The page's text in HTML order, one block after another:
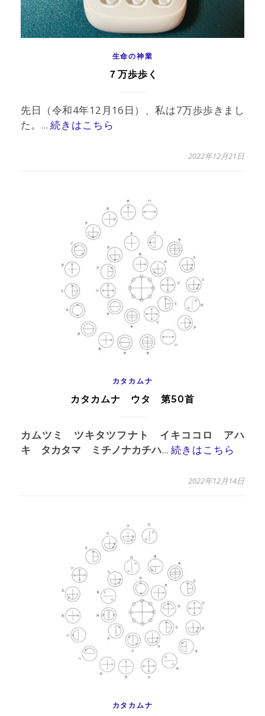
生命の神業
７万歩歩く
先日（令和4年12月16日）、私は7万歩歩きまし
た。... 続きはこちら
2022年12月21日
カタカムナ
カタカムナ ウタ 第50首
カムツミ ツキタツフナト イキココロ アハ
キ タカタマ ミチノナカチハ... 続きはこちら
2022年12月14日
カタカムナ